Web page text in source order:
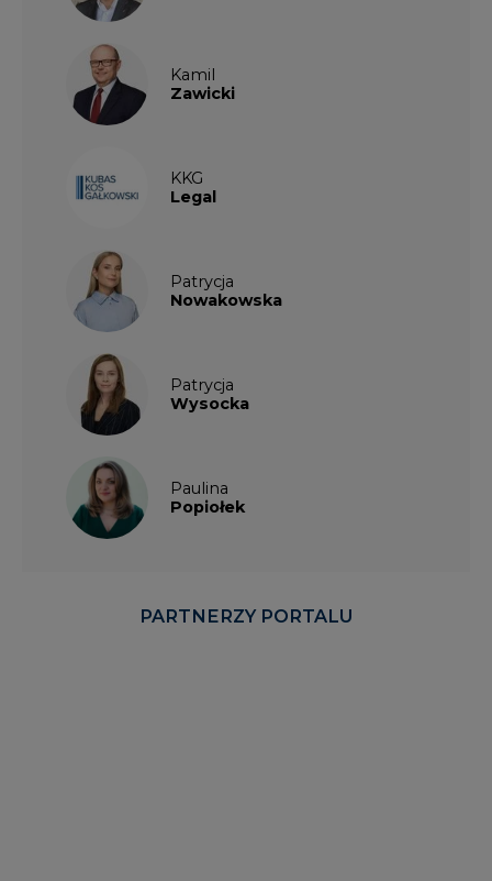
Kamil
Zawicki
KKG
Legal
Patrycja
Nowakowska
Patrycja
Wysocka
Paulina
Popiołek
PARTNERZY PORTALU